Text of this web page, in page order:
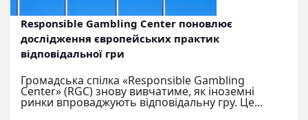
Responsible Gambling Center поновлює
дослідження європейських практик
відповідальної гри
Громадська спілка «Responsible Gambling
Center» (RGC) знову вивчатиме, як іноземні
ринки впроваджують відповідальну гру. Це...